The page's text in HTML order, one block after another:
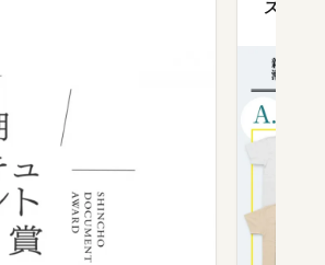
ズプレ